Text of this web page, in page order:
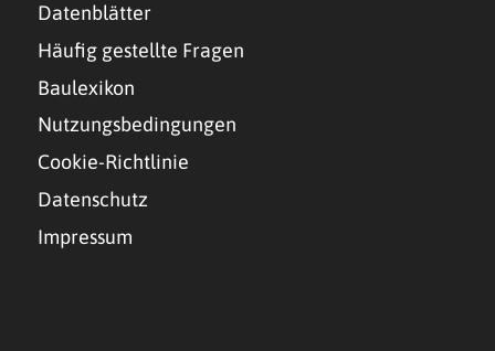
Datenblätter
Häufig gestellte Fragen
Baulexikon
Nutzungsbedingungen
Cookie-Richtlinie
Datenschutz
Impressum